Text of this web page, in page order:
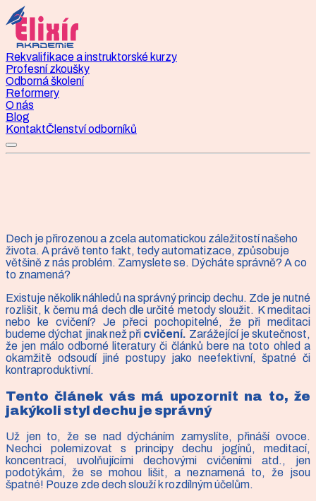
Rekvalifikace a instruktorské kurzy
Profesní zkoušky
Odborná školení
Reformery
O nás
Blog
KontaktČlenství odborníků
Článek
Umíte dýchat?
Dech je přirozenou a zcela automatickou záležitostí našeho
života. A právě tento fakt, tedy automatizace, způsobuje
většině z nás problém. Zamyslete se. Dýcháte správně? A co
to znamená?
Existuje několik náhledů na správný princip dechu. Zde je nutné
rozlišit, k čemu má dech dle určité metody sloužit. K meditaci
nebo ke cvičení? Je přeci pochopitelné, že při meditaci
budeme dýchat jinak než při cvičení. Zarážející je skutečnost,
že jen málo odborné literatury či článků bere na toto ohled a
okamžitě odsoudí jiné postupy jako neefektivní, špatné či
kontraproduktivní.
Tento článek vás má upozornit na to, že
jakýkoli styl dechu je správný
Už jen to, že se nad dýcháním zamyslíte, přináší ovoce.
Nechci polemizovat s principy dechu jogínů, meditací,
koncentrací, uvolňujícími dechovými cvičeními atd., jen
podotýkám, že se mohou lišit, a neznamená to, že jsou
špatné! Pouze zde dech slouží k rozdílným účelům.